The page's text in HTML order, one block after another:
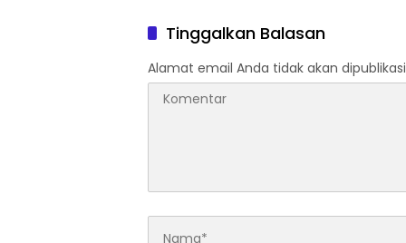
Tinggalkan Balasan
Alamat email Anda tidak akan